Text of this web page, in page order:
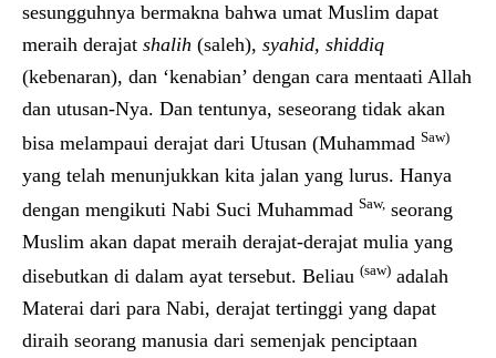
sesungguhnya bermakna bahwa umat Muslim dapat
meraih derajat shalih (saleh), syahid, shiddiq
(kebenaran), dan ‘kenabian’ dengan cara mentaati Allah
dan utusan-Nya. Dan tentunya, seseorang tidak akan
bisa melampaui derajat dari Utusan (Muhammad Saw)
yang telah menunjukkan kita jalan yang lurus. Hanya
dengan mengikuti Nabi Suci Muhammad Saw, seorang
Muslim akan dapat meraih derajat-derajat mulia yang
disebutkan di dalam ayat tersebut. Beliau (saw) adalah
Materai dari para Nabi, derajat tertinggi yang dapat
diraih seorang manusia dari semenjak penciptaan